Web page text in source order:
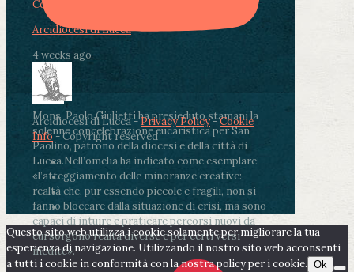
Condividi su LinkedIn
Arcidiocesi di Lucca
4 weeks ago
Mons. Paolo Giulietti ha presieduto stamani la
solenne concelebrazione eucaristica per San
Paolino, patrono della diocesi e della città di
Lucca.Nell’omelia ha indicato come esemplare
«l’atteggiamento delle minoranze creative:
realtà che, pur essendo piccole e fragili, non si
fanno bloccare dalla situazione di crisi, ma sono
capaci di intuire e praticare percorsi nuovi da
cui sorgono realtà diverse e per certi versi
inedite».
Arcidiocesi di Lucca -Privacy Policy-Cookie
Info- Copyright reserved
Questo sito web utilizza i cookie solamente per migliorare la tua
esperienza di navigazione. Utilizzando il nostro sito web acconsenti
a tutti i cookie in conformità con la nostra policy per i cookie. Ok